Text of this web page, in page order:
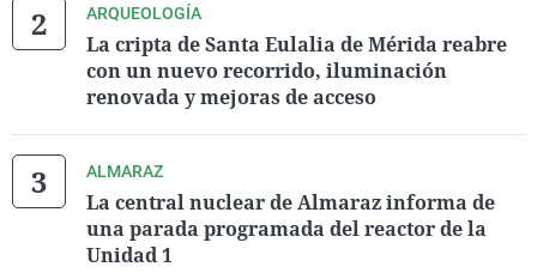
ARQUEOLOGÍA
La cripta de Santa Eulalia de Mérida reabre
con un nuevo recorrido, iluminación
renovada y mejoras de acceso
ALMARAZ
La central nuclear de Almaraz informa de
una parada programada del reactor de la
Unidad 1